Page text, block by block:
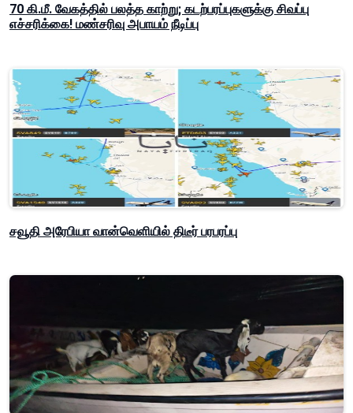
70 கி.மீ. வேகத்தில் பலத்த காற்று; கடற்பரப்புகளுக்கு சிவப்பு
எச்சரிக்கை! மண்சரிவு அபாயம் நீடிப்பு
சவூதி அரேபியா வான்வெளியில் திடீர் பரபரப்பு